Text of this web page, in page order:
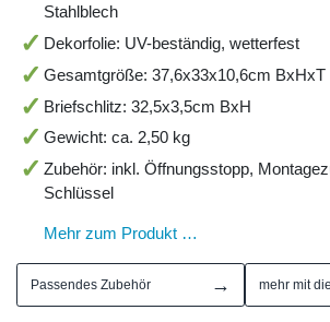
Stahlblech
Dekorfolie: UV-beständig, wetterfest
Gesamtgröße: 37,6x33x10,6cm BxHxT
Briefschlitz: 32,5x3,5cm BxH
Gewicht: ca. 2,50 kg
Zubehör: inkl. Öffnungsstopp,
Schlüssel
Mehr zum Produkt …
Passendes Zubehör → mehr mit